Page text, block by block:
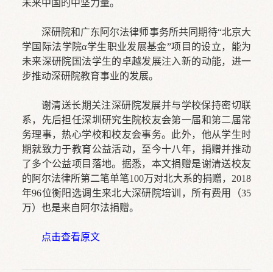
未来中国的中坚力量。
深研院和广东阿尔法律师事务所共同期待“北京大
学国际法学院α学生职业发展基金”项目的设立，能为
未来深研院国法学生的卓越发展注入新的动能，进一
步推动深研院教育事业的发展。
谢清送长期关注深研院发展并与学校保持密切联
系，先后担任深圳研究生院校友会第一届和第二届常
务理事，热心学校和校友会事务。此外，他从学生时
期就致力于教育公益活动，至今十八年， 捐赠并推动
了多个公益项目落地。据悉，本文捐赠是谢清送校友
的阿尔法律所第二笔单笔100万对北大系的捐赠，2018
年96位衡阳选调生来北大深研院培训，所有费用（35
万）也是来自阿尔法捐赠。
点击查看原文